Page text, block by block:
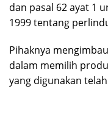
dan pasal 62 ayat 1
1999 tentang
Pihaknya
dalam memilih
yang digunakan